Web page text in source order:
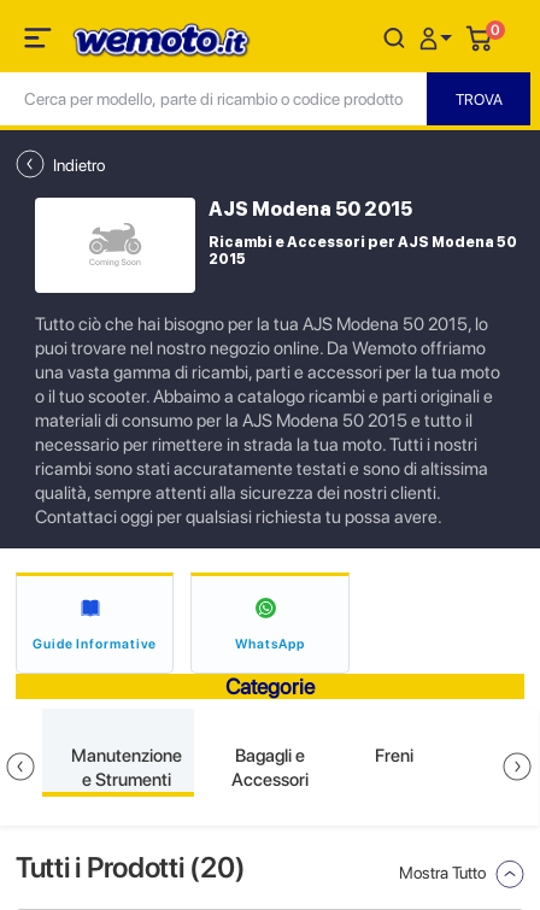
0
Indietro
AJS Modena 50 2015
Ricambi e Accessori per AJS Modena 50
2015
Tutto ciò che hai bisogno per la tua AJS Modena 50 2015, lo
puoi trovare nel nostro negozio online. Da Wemoto offriamo
una vasta gamma di ricambi, parti e accessori per la tua moto
o il tuo scooter. Abbaimo a catalogo ricambi e parti originali e
materiali di consumo per la AJS Modena 50 2015 e tutto il
necessario per rimettere in strada la tua moto. Tutti i nostri
ricambi sono stati accuratamente testati e sono di altissima
qualità, sempre attenti alla sicurezza dei nostri clienti.
Contattaci oggi per qualsiasi richiesta tu possa avere.
Guide Informative WhatsApp
Categorie
Manutenzione
e Strumenti
Bagagli e
Accessori
Freni
Tutti i Prodotti (20) Mostra Tutto